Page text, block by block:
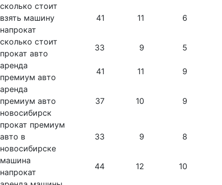
сколько стоит
взять машину
напрокат
41 11 6
сколько стоит
прокат авто
33 9
5
аренда
премиум авто
41 11
9
аренда
премиум авто
новосибирск
37 10 9
прокат премиум
авто в
новосибирске
33 9 8
машина
напрокат
44 12
10